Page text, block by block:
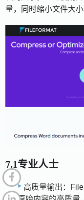
量，同时缩小文件大
7.1专业人士
高质量输出：